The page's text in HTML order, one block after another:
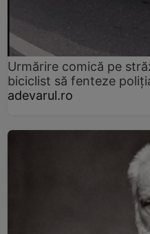
Urmărire comică pe
biciclist să fenteze
adevarul.ro